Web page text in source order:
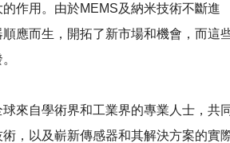
作用。由於MEMS及納米技術不斷進
應而生，開拓了新市場和機會，而這
來自學術界和工業界的專業人士，共
，以及嶄新傳感器和其解決方案的實